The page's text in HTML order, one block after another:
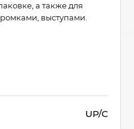
а также для
выступами.
UP/C